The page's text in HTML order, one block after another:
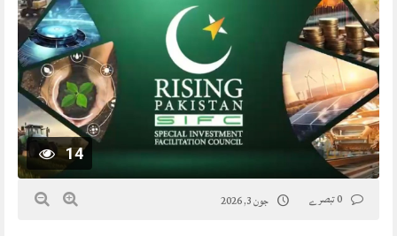
14
جون 3, 2026